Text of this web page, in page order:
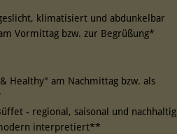
klimatisiert und abdunkelbar
Vormittag bzw. zur Begrüßung*
Healthy" am Nachmittag bzw. als
- regional, saisonal und nachhaltig
interpretiert**